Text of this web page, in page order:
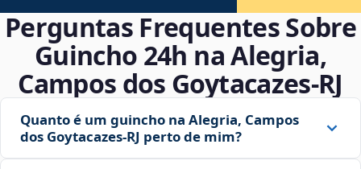
Perguntas Frequentes Sobre
Guincho 24h na Alegria,
Campos dos Goytacazes‑RJ
Quanto é um guincho na Alegria, Campos
dos Goytacazes‑RJ perto de mim?